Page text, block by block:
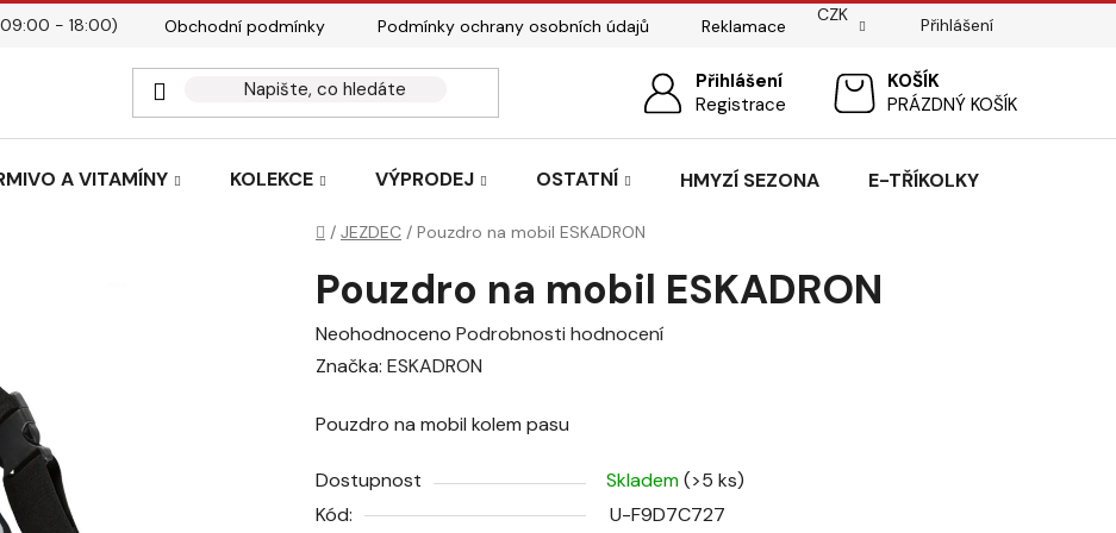
- 18:00) Obchodní podmínky Podmínky ochrany osobních údajů
Reklamace
Pasování sedel pro koně
CZK
Přihlášení
Přihlášení
Registrace
NÁKUPNÍPRÁZDNÝ KOŠÍK
A VITAMÍNY KOLEKCE VÝPRODEJ OSTATNÍ HMYZÍ SEZONA E-TŘÍKOLKY
Domů
/ JEZDEC / Pouzdro na mobil ESKADRON
Pouzdro na mobil ESKADRON
Průměrné
hodnocení
je
z
5
Neohodnoceno Podrobnosti hodnocení
Značka: ESKADRON
Pouzdro na mobil kolem pasu
Dostupnost Skladem(>5 ks)
Kód:
U-F9D7C727